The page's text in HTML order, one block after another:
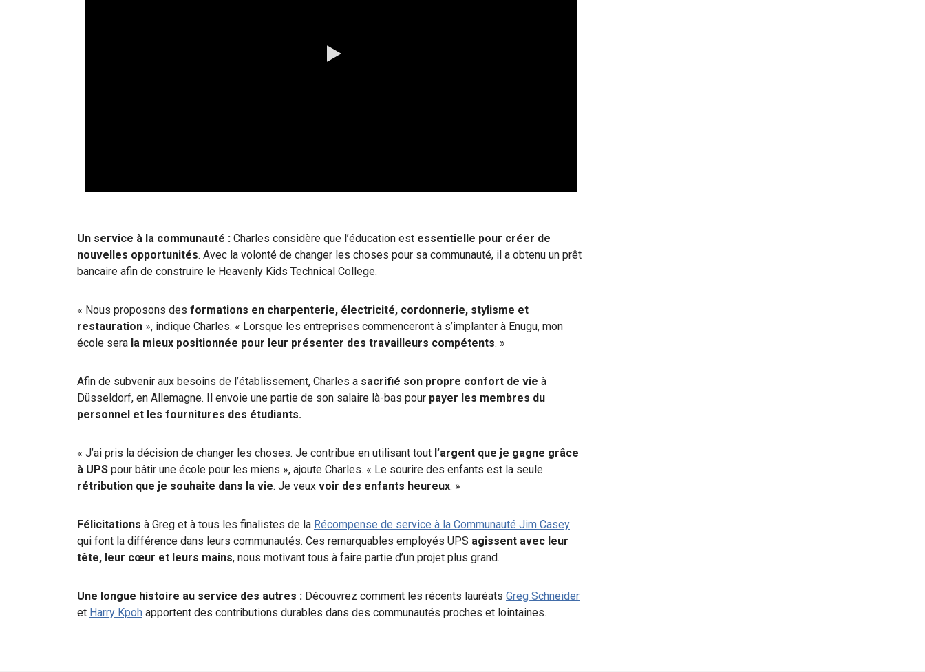
Un service à la communauté : Charles considère que l’éducation est essentielle pour créer de
nouvelles opportunités. Avec la volonté de changer les choses pour sa communauté, il a obtenu un prêt
bancaire afin de construire le Heavenly Kids Technical College.
« Nous proposons des formations en charpenterie, électricité, cordonnerie, stylisme et
restauration », indique Charles. « Lorsque les entreprises commenceront à s’implanter à Enugu, mon
école sera la mieux positionnée pour leur présenter des travailleurs compétents. »
Afin de subvenir aux besoins de l’établissement, Charles a sacrifié son propre confort de vie à
Düsseldorf, en Allemagne. Il envoie une partie de son salaire là-bas pour payer les membres du
personnel et les fournitures des étudiants.
« J’ai pris la décision de changer les choses. Je contribue en utilisant tout l’argent que je gagne grâce
à UPS pour bâtir une école pour les miens », ajoute Charles. « Le sourire des enfants est la seule
rétribution que je souhaite dans la vie. Je veux voir des enfants heureux. »
Félicitations à Greg et à tous les finalistes de la Récompense de service à la Communauté Jim Casey
qui font la différence dans leurs communautés. Ces remarquables employés UPS agissent avec leur
tête, leur cœur et leurs mains, nous motivant tous à faire partie d’un projet plus grand.
Une longue histoire au service des autres : Découvrez comment les récents lauréats Greg Schneider
et Harry Kpoh apportent des contributions durables dans des communautés proches et lointaines.